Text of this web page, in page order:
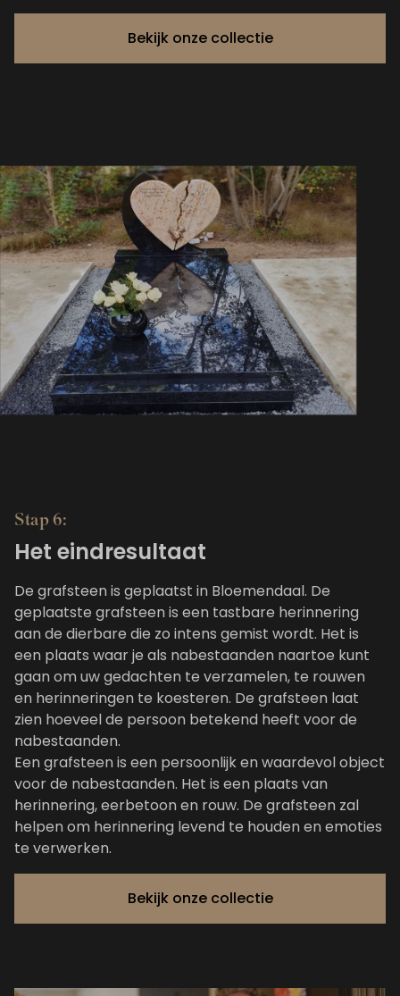
Bekijk onze collectie
Stap 6:
Het eindresultaat
De grafsteen is geplaatst in Bloemendaal. De
geplaatste grafsteen is een tastbare herinnering
aan de dierbare die zo intens gemist wordt. Het is
een plaats waar je als nabestaanden naartoe kunt
gaan om uw gedachten te verzamelen, te rouwen
en herinneringen te koesteren. De grafsteen laat
zien hoeveel de persoon betekend heeft voor de
nabestaanden.
Een grafsteen is een persoonlijk en waardevol object
voor de nabestaanden. Het is een plaats van
herinnering, eerbetoon en rouw. De grafsteen zal
helpen om herinnering levend te houden en emoties
te verwerken.
Bekijk onze collectie